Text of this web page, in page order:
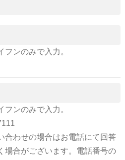
フンのみで入力。
フンのみで入力。
合わせの場合はお電話にて回答
場合がございます。電話番号の